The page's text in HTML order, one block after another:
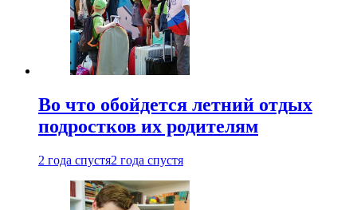
Во что обойдется летний отдых
подростков их родителям
2 года спустя2 года спустя